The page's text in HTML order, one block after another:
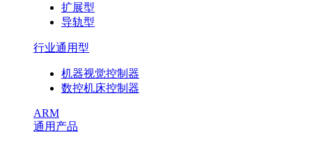
扩展型
导轨型
行业通用型
机器视觉控制器
数控机床控制器
ARM
通用产品